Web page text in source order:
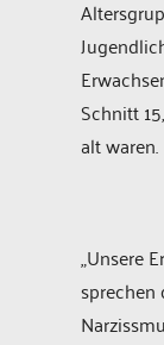
Schnitt
alt waren.
„Unsere
sprechen